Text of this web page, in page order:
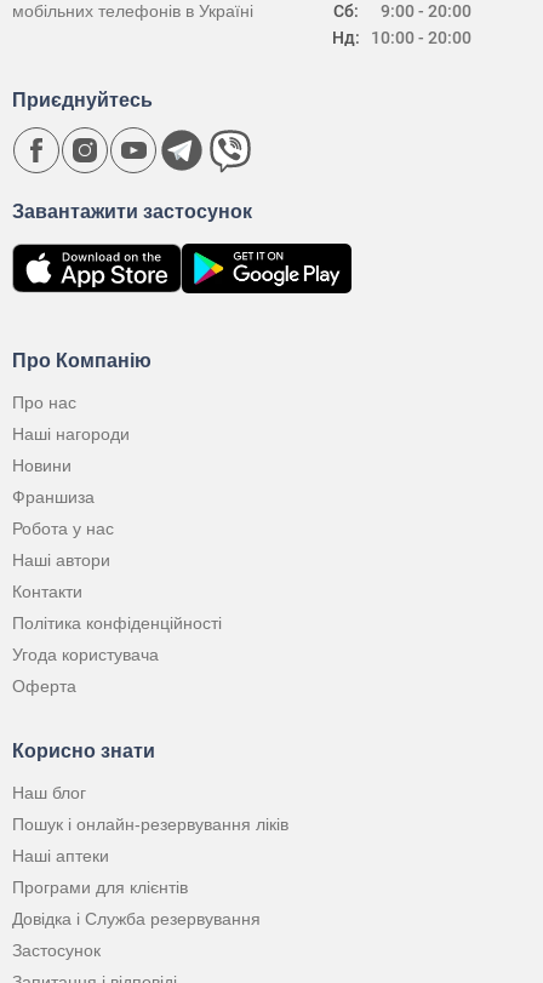
Сб:
Нд:
9:00 - 20:00
10:00 - 20:00
мобільних телефонів в Україні
Про Компанію
Про нас
Наші нагороди
Новини
Франшиза
Робота у нас
Наші автори
Контакти
Політика конфіденційності
Угода користувача
Оферта
Корисно знати
Наш блог
Пошук і онлайн-резервування ліків
Наші аптеки
Програми для клієнтів
Довідка і Служба резервування
Застосунок
Завантажити застосунок
Приєднуйтесь